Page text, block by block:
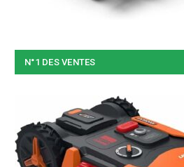
N°1 DES VENTES